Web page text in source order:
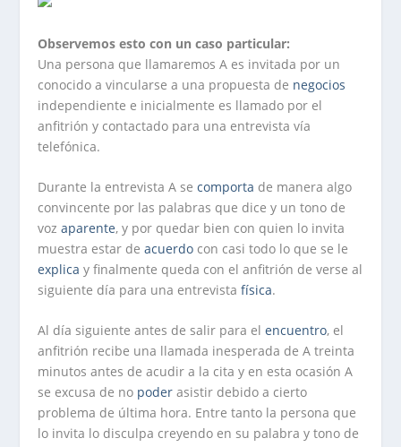
Observemos esto con un caso particular:
Una persona que llamaremos A es invitada por un
conocido a vincularse a una propuesta de negocios
independiente e inicialmente es llamado por el
anfitrión y contactado para una entrevista vía
telefónica.
Durante la entrevista A secomporta de manera algo
convincente por las palabras que dice y un tono de
vozaparente, y por quedar bien con quien lo invita
muestra estar deacuerdo con casi todo lo que se le
explica y finalmente queda con el anfitrión de verse al
siguiente día para una entrevistafísica.
Al día siguiente antes de salir para elencuentro, el
anfitrión recibe una llamada inesperada de A treinta
minutos antes de acudir a la cita y en esta ocasión A
se excusa de no poder asistir debido a cierto
problema de última hora. Entre tanto la persona que
lo invita lo disculpa creyendo en su palabra y tono de